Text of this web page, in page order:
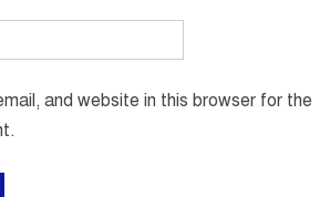
and website in this browser for the